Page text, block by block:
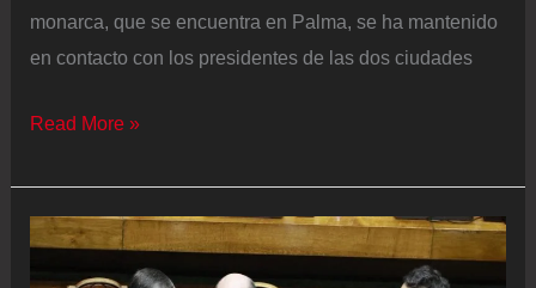
monarca, que se encuentra en Palma, se ha mantenido
en contacto con los presidentes de las dos ciudades
Última
de
la
Read More »